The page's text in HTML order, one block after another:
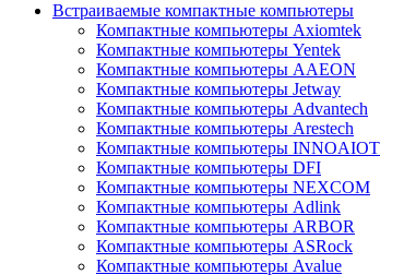
Встраиваемые компактные компьютеры
Компактные компьютеры Axiomtek
Компактные компьютеры Yentek
Компактные компьютеры AAEON
Компактные компьютеры Jetway
Компактные компьютеры Advantech
Компактные компьютеры Arestech
Компактные компьютеры INNOAIOT
Компактные компьютеры DFI
Компактные компьютеры NEXCOM
Компактные компьютеры Adlink
Компактные компьютеры ARBOR
Компактные компьютеры ASRock
Компактные компьютеры Avalue